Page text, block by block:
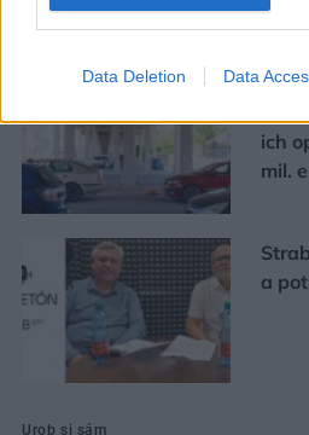
Data Deletion Data
ASB.sk
Dva
ich
mil.
a
Urob si sám